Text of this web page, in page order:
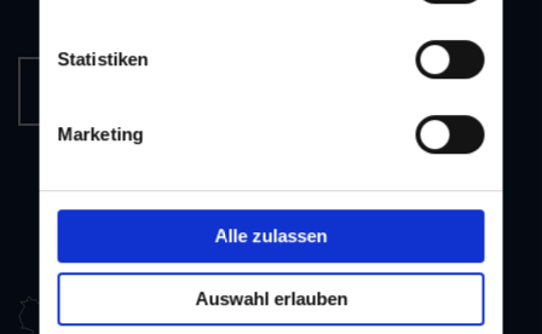
Statistiken
Marketing
Alle zulassen
Auswahl erlauben